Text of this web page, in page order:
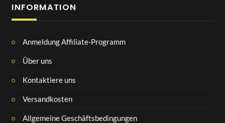
INFORMATION
Anmeldung Affiliate-Programm
Über uns
Kontaktiere uns
Versandkosten
Allgemeine Geschäftsbedingungen